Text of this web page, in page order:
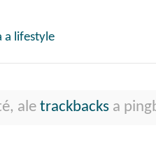
a lifestyle
ale trackbacks a